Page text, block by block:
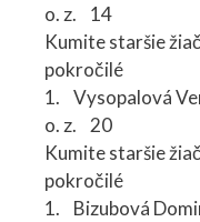
o. z. 14
Kumite staršie
pokročilé
1. Vysopalová
o. z. 20
Kumite staršie
pokročilé
1. Bizubová